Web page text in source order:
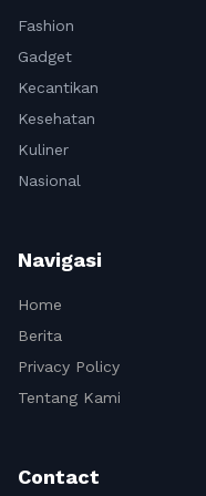
Fashion
Gadget
Kecantikan
Kesehatan
Kuliner
Nasional
Navigasi
Home
Berita
Privacy Policy
Tentang Kami
Contact